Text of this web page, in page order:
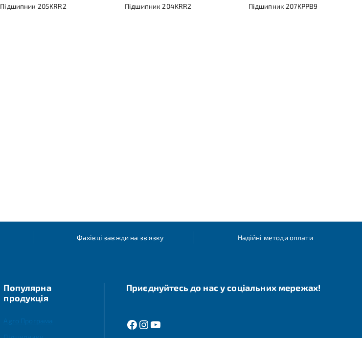
Підшипник 205KRR2 Підшипник 204KRR2 Підшипник 207KPPB9
Фахівці завжди на зв'язку Надійні методи оплати
Популярна
продукція
Приєднуйтесь до нас у соціальних мережах!